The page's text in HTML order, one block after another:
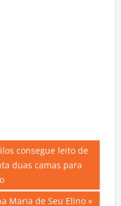
consegue leito de
duas camas para